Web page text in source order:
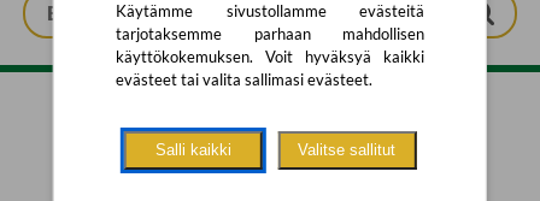
Tarkennettu haku
Käytämme sivustollamme evästeitä
tarjotaksemme parhaan mahdollisen
käyttökokemuksen. Voit hyväksyä kaikki
evästeet tai valita sallimasi evästeet.
Salli kaikki Valitse sallitut